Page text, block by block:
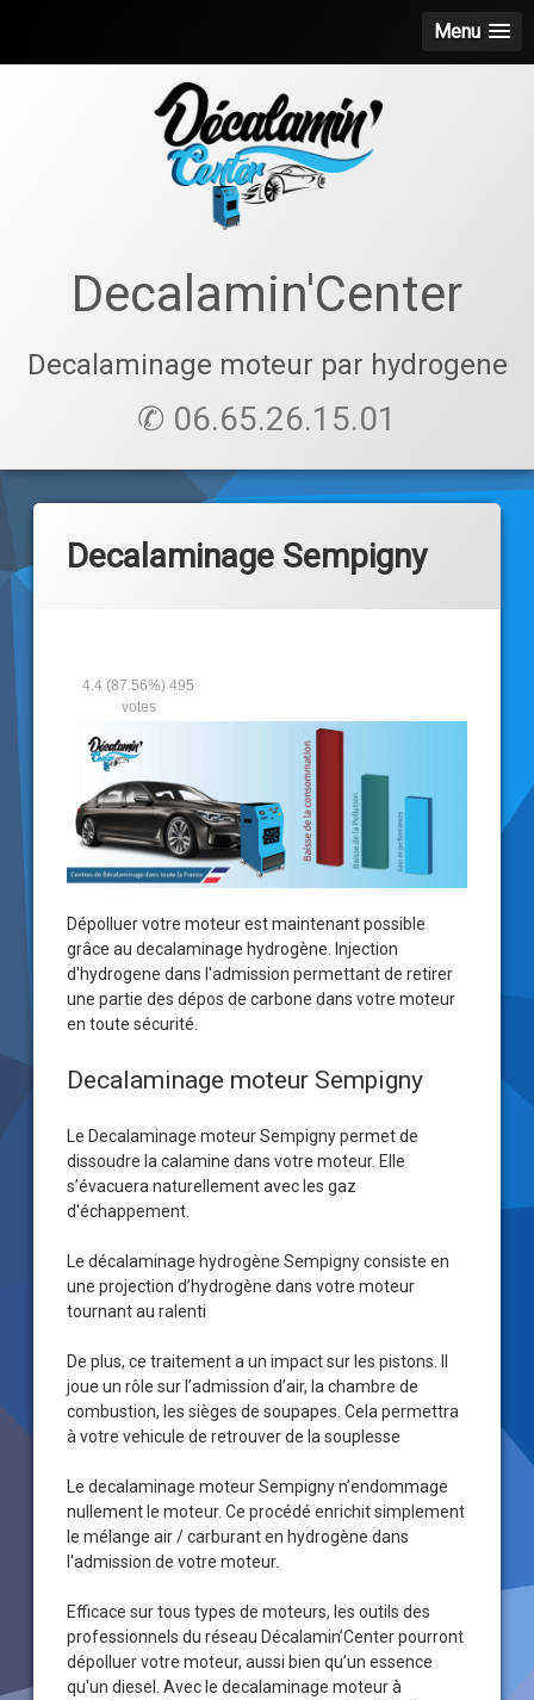
Menu
Decalamin'Center
Decalaminage moteur par hydrogene
✆ 06.65.26.15.01
Decalaminage Sempigny
4.4 (87.56%) 495
votes
Dépolluer votre moteur est maintenant possible
grâce au decalaminage hydrogène . Injection
d'hydrogene dans l'admission permettant de retirer
une partie des dépos de carbone dans votre moteur
en toute sécurité.
Decalaminage moteur Sempigny
Le Decalaminage moteur Sempigny permet de
dissoudre la calamine dans votre moteur. Elle
s’évacuera naturellement avec les gaz
d'échappement.
Le décalaminage hydrogène Sempigny consiste en
une projection d’hydrogène dans votre moteur
tournant au ralenti
De plus, ce traitement a un impact sur les pistons. Il
joue un rôle sur l’admission d’air, la chambre de
combustion, les sièges de soupapes. Cela permettra
à votre vehicule de retrouver de la souplesse
Le decalaminage moteur Sempigny n’endommage
nullement le moteur. Ce procédé enrichit simplement
le mélange air / carburant en hydrogène dans
l'admission de votre moteur.
Efficace sur tous types de moteurs, les outils des
professionnels du réseau Décalamin’Center pourront
dépolluer votre moteur, aussi bien qu’un essence
qu'un diesel. Avec le decalaminage moteur à